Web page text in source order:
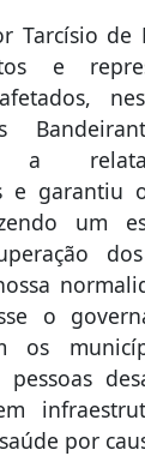
Tarcísio de
e
a
e garantiu
um
o
os
pessoas
por